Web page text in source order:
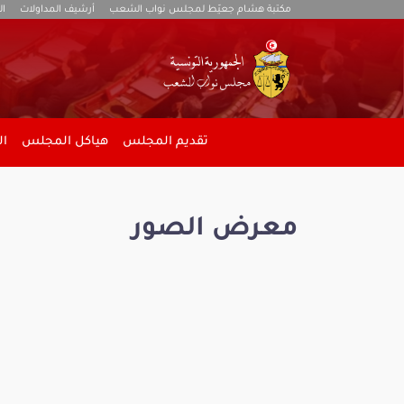
مكتبة هشام جعيّط لمجلس نواب الشعب أرشيف المداولات
تقديم المجلس هياكل المجلس
معرض الصور